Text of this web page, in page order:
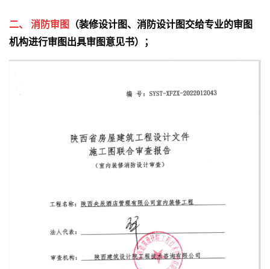
二、 消防审图 （装修设计图、消防设计图交给专业的审图
机构进行审图出具审图意见书）；